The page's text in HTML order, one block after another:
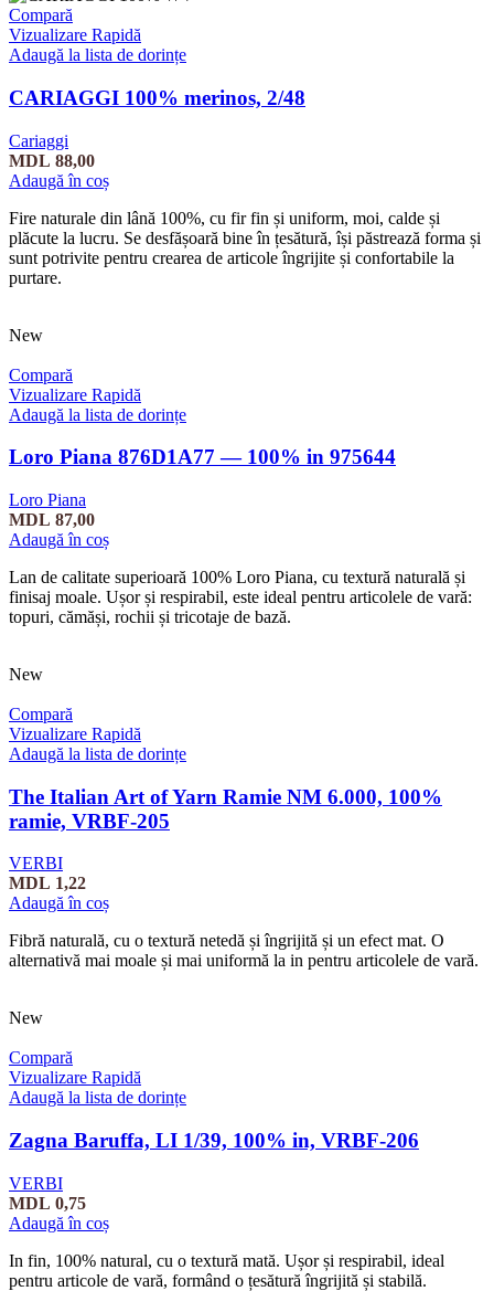
Compară
Vizualizare Rapidă
Adaugă la lista de dorințe
CARIAGGI 100% merinos, 2/48
Cariaggi
MDL 88,00
Adaugă în coș
Fire naturale din lână 100%, cu fir fin și uniform, moi, calde și
plăcute la lucru. Se desfășoară bine în țesătură, își păstrează forma și
sunt potrivite pentru crearea de articole îngrijite și confortabile la
purtare.
New
Compară
Vizualizare Rapidă
Adaugă la lista de dorințe
Loro Piana 876D1A77 — 100% in 975644
Loro Piana
MDL 87,00
Adaugă în coș
Lan de calitate superioară 100% Loro Piana, cu textură naturală și
finisaj moale. Ușor și respirabil, este ideal pentru articolele de vară:
topuri, cămăși, rochii și tricotaje de bază.
New
Compară
Vizualizare Rapidă
Adaugă la lista de dorințe
The Italian Art of Yarn Ramie NM 6.000, 100%
ramie, VRBF-205
VERBI
MDL 1,22
Adaugă în coș
Fibră naturală, cu o textură netedă și îngrijită și un efect mat. O
alternativă mai moale și mai uniformă la in pentru articolele de vară.
New
Compară
Vizualizare Rapidă
Adaugă la lista de dorințe
Zagna Baruffa, LI 1/39, 100% in, VRBF-206
VERBI
MDL 0,75
Adaugă în coș
In fin, 100% natural, cu o textură mată. Ușor și respirabil, ideal
pentru articole de vară, formând o țesătură îngrijită și stabilă.